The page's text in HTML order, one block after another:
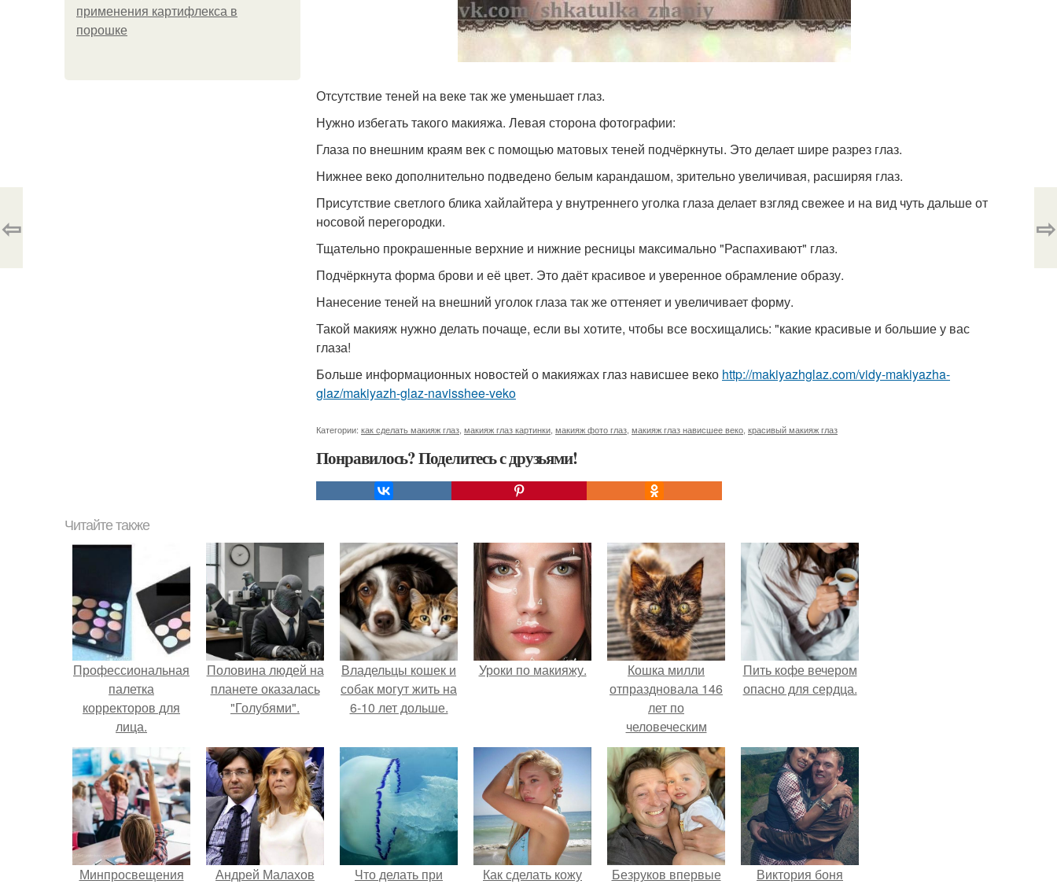
применения картифлекса в
порошке
Отсутствие теней на веке так же уменьшает глаз.
Нужно избегать такого макияжа. Левая сторона фотографии:
Глаза по внешним краям век с помощью матовых теней подчёркнуты. Это делает шире разрез глаз.
Нижнее веко дополнительно подведено белым карандашом, зрительно увеличивая, расширяя глаз.
Присутствие светлого блика хайлайтера у внутреннего уголка глаза делает взгляд свежее и на вид чуть дальше от
носовой перегородки.
Тщательно прокрашенные верхние и нижние ресницы максимально "Распахивают" глаз.
Подчёркнута форма брови и её цвет. Это даёт красивое и уверенное обрамление образу.
Нанесение теней на внешний уголок глаза так же оттеняет и увеличивает форму.
Такой макияж нужно делать почаще, если вы хотите, чтобы все восхищались: "какие красивые и большие у вас
глаза!
Больше информационных новостей о макияжах глаз нависшее веко http://makiyazhglaz.com/vidy-makiyazha-
glaz/makiyazh-glaz-navisshee-veko
Категории: как сделать макияж глаз макияж глаз картинки макияж фото глаз макияж глаз нависшее веко красивый макияж глаз
Понравилось? Поделитесь с друзьями!
⇦ ⇨
Читайте также
Профессиональная
палетка
корректоров для
лица.
Половина людей на
планете оказалась
"Голубями".
Владельцы кошек и
собак могут жить на
6-10 лет дольше.
Уроки по макияжу.
Кошка милли
отпраздновала 146
лет по
человеческим
Меркам и
претендует на
звание самой
старой в мире.
Пить кофе вечером
опасно для сердца.
Минпросвещения Андрей Малахов Что делать при Как сделать кожу Безруков впервые Виктория боня